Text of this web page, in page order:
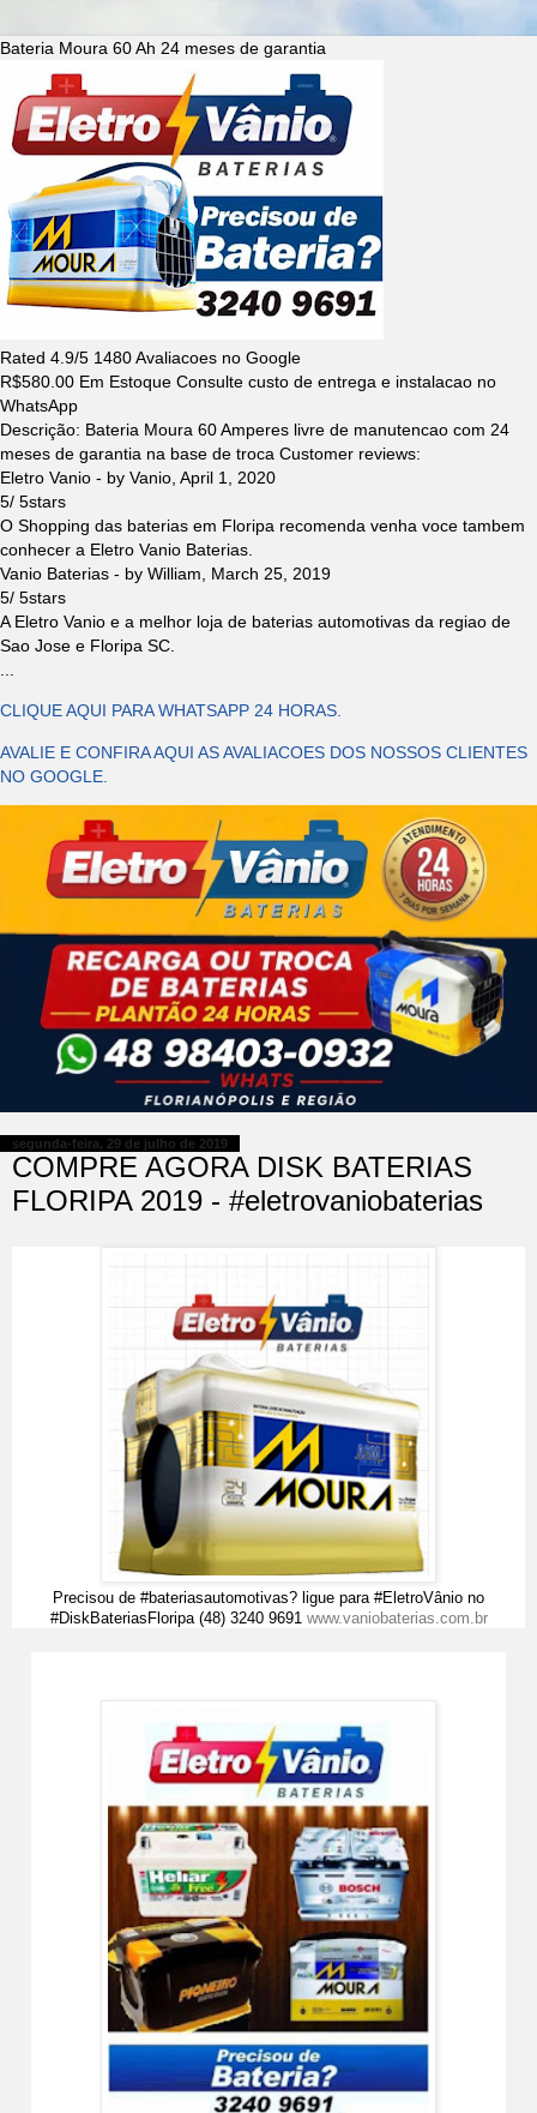
Bateria Moura 60 Ah 24 meses de garantia
Rated 4.9/5 1480Avaliacoes no Google
R$580.00 Em Estoque Consulte custo de entrega e instalacao no
WhatsApp
Descrição: Bateria Moura 60 Amperes livre de manutencao com 24
meses de garantia na base de troca Customer reviews:
Eletro Vanio - by Vanio April 1, 2020
5/ 5stars
O Shopping das baterias em Floripa recomenda venha voce tambem
conhecer a Eletro Vanio Baterias.
Vanio Baterias - by William
March 25, 2019
5/ 5stars
A Eletro Vanio e a melhor loja de baterias automotivas da regiao de
Sao Jose e Floripa SC.
CLIQUE AQUI PARA WHATSAPP 24 HORAS.
AVALIE E CONFIRA AQUI AS AVALIACOES DOS NOSSOS CLIENTES
NO GOOGLE.
segunda-feira, 29 de julho de 2019
COMPRE AGORA DISK BATERIAS
FLORIPA 2019 - #eletrovaniobaterias
Precisou de #bateriasautomotivas? ligue para #EletroVânio no
#DiskBateriasFloripa (48) 3240 9691 www.vaniobaterias.com.br